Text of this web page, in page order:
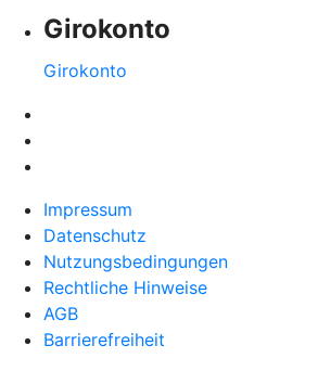
Girokonto
Girokonto
Impressum
Datenschutz
Nutzungsbedingungen
Rechtliche Hinweise
AGB
Barrierefreiheit